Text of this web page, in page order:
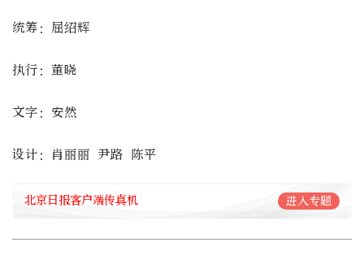
统筹：屈绍辉
执行：董晓
文字：安然
设计：肖丽丽 尹路 陈平
北京日报客户端传真机 进入专题